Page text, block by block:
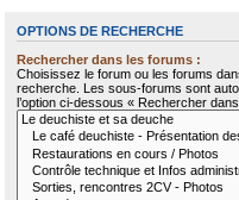
OPTIONS DE RECHERCHE
Rechercher dans les forums :
Choisissez le forum ou les forums
recherche. Les sous-forums sont
l’option ci-dessous « Rechercher